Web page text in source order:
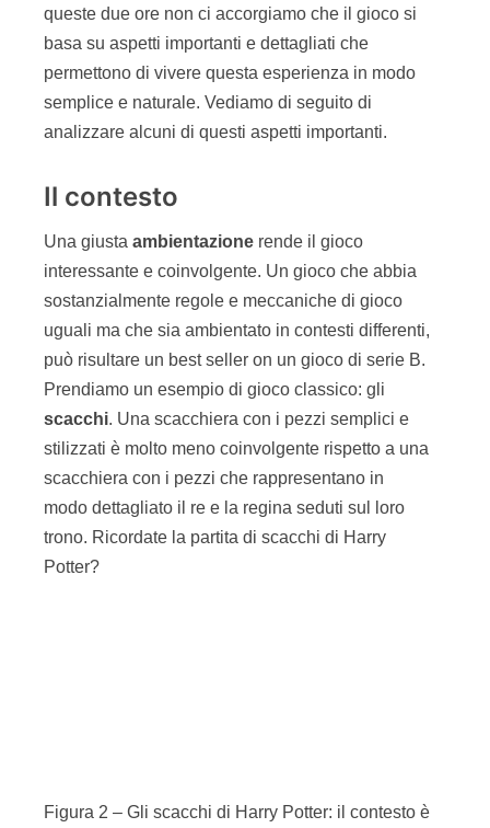
Il contesto
Una giusta ambientazionerende il gioco
interessante e coinvolgente. Un gioco che abbia
uguali ma che sia ambientato in contesti differenti,
Prendiamo un esempio di gioco classico: gli
scacchi. Una scacchiera con i pezzi semplici e
stilizzati è molto meno coinvolgente rispetto a una
scacchiera con i pezzi che rappresentano in
modo dettagliato il re e la regina seduti sul loro
trono. Ricordate la partita di scacchi di Harry
Potter?
Figura 2 – Gli scacchi di Harry Potter: il contesto è
in grado di determinare il maggiore o minore
Anche se esistono delle eccezioni, i giochi che